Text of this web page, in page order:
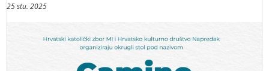
25 stu. 2025